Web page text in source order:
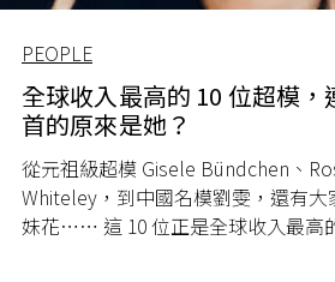
PEOPLE
全球收入最高的 10 位超模，
首的原來是她？
從元祖級超模 Gisele Bündchen、
Whiteley，到中國名模劉雯，還有大
妹花⋯⋯ 這 10 位正是全球收入最高